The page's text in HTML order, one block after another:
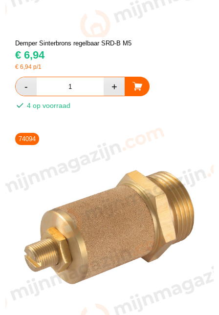
Demper Sinterbrons regelbaar SRD-B M5
€ 6,94
€6,94 p/1
4 op voorraad
74094